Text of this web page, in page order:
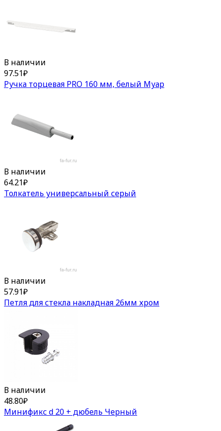
В наличии
97.51₽
Ручка торцевая PRO 160 мм, белый Муар
В наличии
64.21₽
Толкатель универсальный серый
В наличии
57.91₽
Петля для стекла накладная 26мм хром
В наличии
48.80₽
Минификс d 20 + дюбель Черный